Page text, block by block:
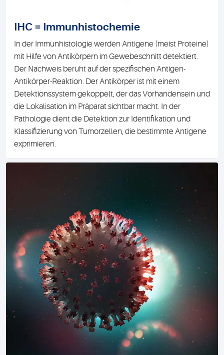
IHC = Immunhistochemie
In der Immunhistologie werden Antigene (meist Proteine)
mit Hilfe von Antikörpern im Gewebeschnitt detektiert.
Der Nachweis beruht auf der spezifischen Antigen-
Antikörper-Reaktion. Der Antikörper ist mit einem
Detektionssystem gekoppelt, der das Vorhandensein und
die Lokalisation im Präparat sichtbar macht. In der
Pathologie dient die Detektion zur Identifikation und
Klassifizierung von Tumorzellen, die bestimmte Antigene
exprimieren.